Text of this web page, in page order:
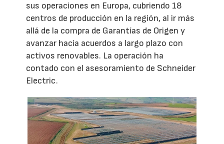
sus operaciones en Europa, cubriendo 18
centros de producción en la región, al ir más
allá de la compra de Garantías de Origen y
avanzar hacia acuerdos a largo plazo con
activos renovables. La operación ha
contado con el asesoramiento de Schneider
Electric.